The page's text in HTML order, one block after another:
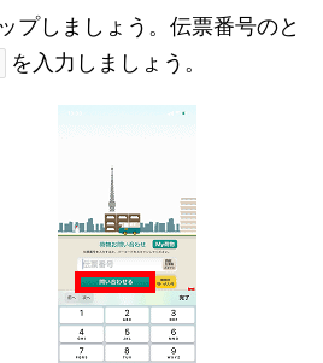
プしましょう。伝票番号のと
を入力しましょう。